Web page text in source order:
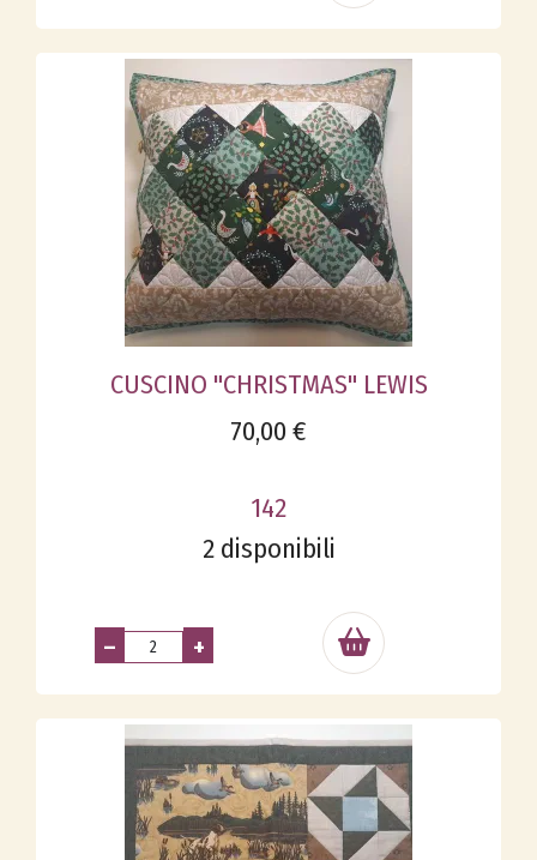
CUSCINO "CHRISTMAS" LEWIS
70,00 €
142
2 disponibili
– +